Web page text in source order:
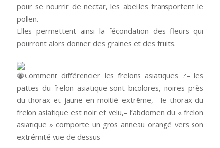
pour se nourrir de nectar, les abeilles transportent le
pollen.
Elles permettent ainsi la fécondation des fleurs qui
pourront alors donner des graines et des fruits.
Comment différencier les frelons asiatiques ?– les
pattes du frelon asiatique sont bicolores, noires près
du thorax et jaune en moitié extrême,– le thorax du
frelon asiatique est noir et velu,– l’abdomen du « frelon
asiatique » comporte un gros anneau orangé vers son
extrémité vue de dessus